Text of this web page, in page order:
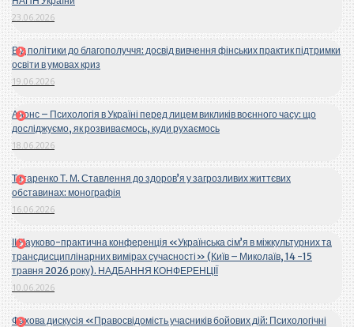
23.06.2026
Від політики до благополуччя: досвід вивчення фінських практик підтримки
освіти в умовах криз
19.06.2026
Анонс – Психологія в Україні перед лицем викликів воєнного часу: що
досліджуємо, як розвиваємось, куди рухаємось
18.06.2026
Титаренко Т. М. Ставлення до здоров’я у загрозливих життєвих
обставинах: монографія
16.06.2026
ІІ Науково-практична конференція «Українська сім’я в міжкультурних та
трансдисциплінарних вимірах сучасності» (Київ – Миколаїв, 14 -15
травня 2026 року). НАДБАННЯ КОНФЕРЕНЦІЇ
10.06.2026
Фахова дискусія «Правосвідомість учасників бойових дій: Психологічні